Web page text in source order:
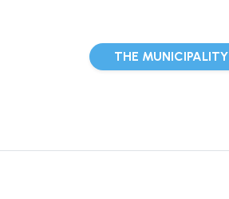
THE MUNICIPALITY